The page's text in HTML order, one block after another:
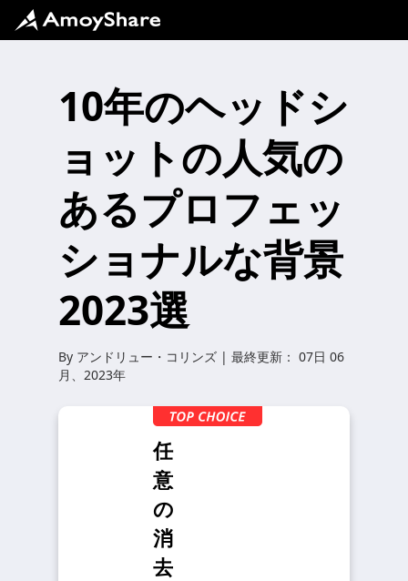
10年のヘッドシ
ョットの人気の
あるプロフェッ
ショナルな背景
2023選
By アンドリュー・コリンズ | 最終更新： 07日 06
月、2023年
任
意
の
消
去